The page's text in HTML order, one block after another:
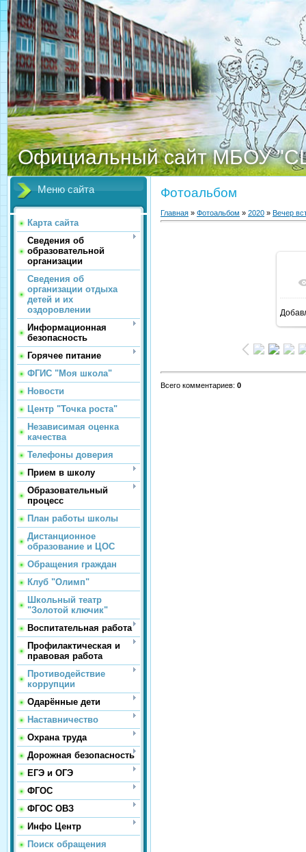
Официальный сайт МБОУ
Меню сайта
Карта сайта
Сведения об
образовательной
организации
Сведения об
организации отдыха
детей и их
оздоровлении
Информационная
безопасность
Горячее питание
ФГИС "Моя школа"
Новости
Центр "Точка роста"
Независимая оценка
качества
Телефоны доверия
Прием в школу
Образовательный
процесс
План работы школы
Дистанционное
образование и ЦОС
Обращения граждан
Клуб "Олимп"
Школьный театр
"Золотой ключик"
Воспитательная работа
Профилактическая и
правовая работа
Противодействие
коррупции
Одарённые дети
Наставничество
Охрана труда
Дорожная безопасность
ЕГЭ и ОГЭ
ФГОС
ФГОС ОВЗ
Инфо Центр
Поиск обращения
Фотоальбом
Главная » Фотоальбом » 2020 » Вечер
Всего комментариев: 0